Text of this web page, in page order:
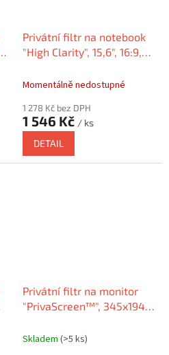
Privátní filtr na notebook
"High Clarity", 15,6", 16:9,
Momentálně nedostupné
1 278 Kč bez DPH
1 546 Kč / ks
DETAIL
Privátní filtr na monitor
"PrivaScreen™", 345x194
Skladem (>5 ks)